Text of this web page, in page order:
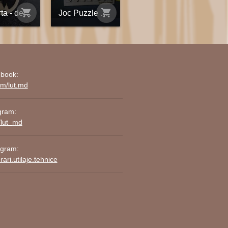
Roberta - decorațiune din placaj personalizată
shopping_cart Joc Puzzle Placaj Matematica Gravat
shopping_cart
lut.md